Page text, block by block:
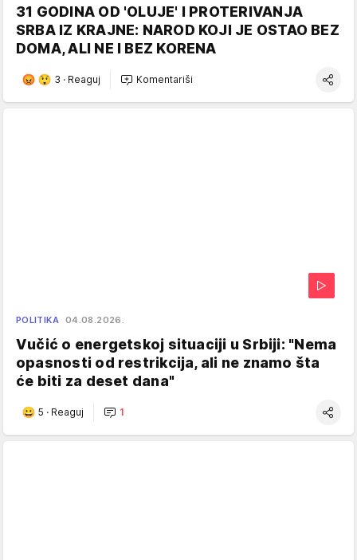
31 GODINA OD 'OLUJE' I PROTERIVANJA
SRBA IZ KRAJNE: NAROD KOJI JE OSTAO BEZ
DOMA, ALI NE I BEZ KORENA
3 · Reaguj Komentariši
POLITIKA 04.08.2026.
Vučić o energetskoj situaciji u Srbiji: "Nema
opasnosti od restrikcija, ali ne znamo šta
će biti za deset dana"
5 · Reaguj 1